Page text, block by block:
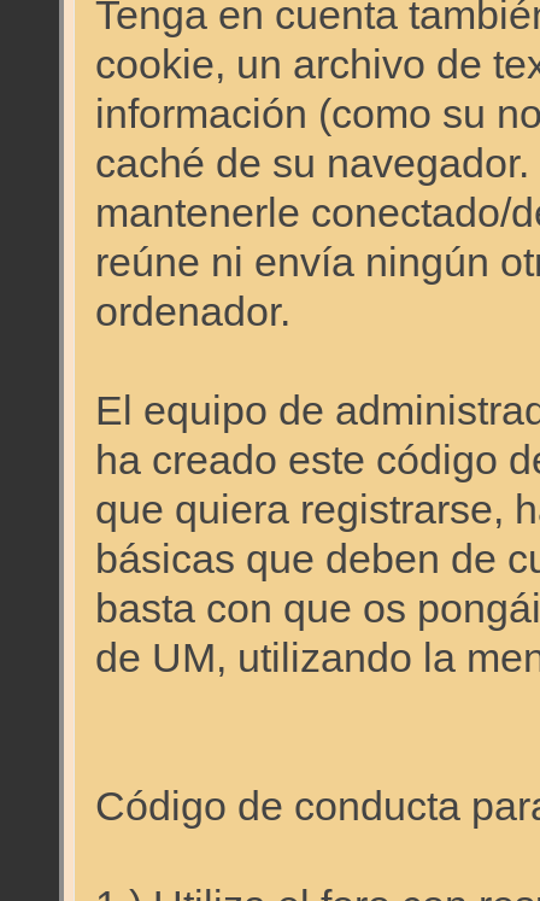
Tenga en cuenta
cookie, un archivo de
información (como su
caché de su
mantenerle conectado/
reúne ni envía ningún
ordenador.
El equipo de
ha creado este código
que quiera registrarse,
básicas que deben de
basta con que os
de UM, utilizando la
Código de conducta